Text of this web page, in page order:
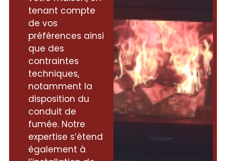
tenant compte
de vos
préférences ainsi
que des
contraintes
techniques,
notamment la
disposition du
conduit de
fumée. Notre
expertise s’étend
également à